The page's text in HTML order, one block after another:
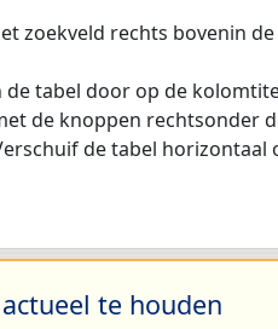
zoekveld rechts bovenin
tabel door op de
de knoppen rechtsonder
de tabel
te houden